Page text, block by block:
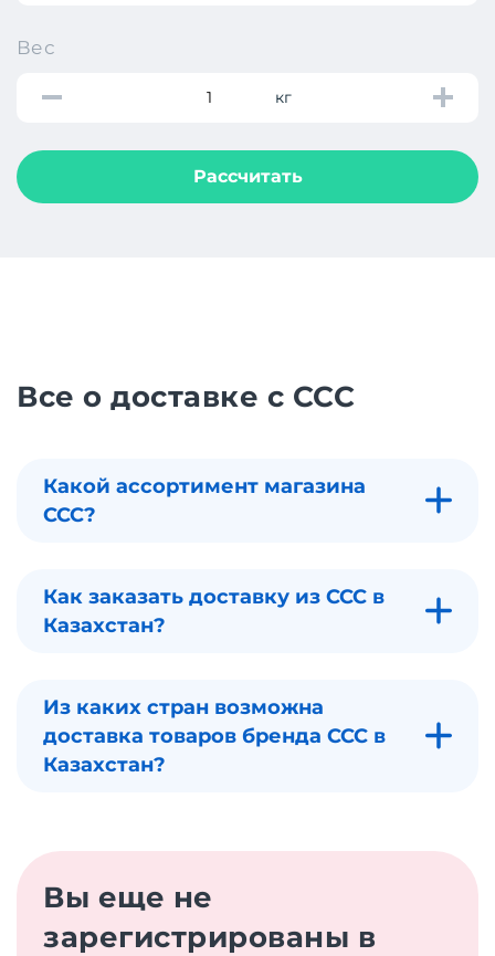
Вес
кг
Рассчитать
Все о доставке с CCC
Какой ассортимент магазина
CCC?
Как заказать доставку из CCC в
Казахстан?
Из каких стран возможна
доставка товаров бренда CCC в
Казахстан?
Вы еще не
зарегистрированы в